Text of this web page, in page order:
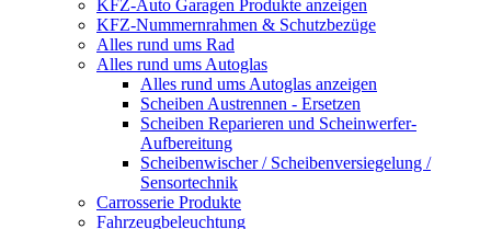
KFZ-Auto Garagen Produkte anzeigen
KFZ-Nummernrahmen & Schutzbezüge
Alles rund ums Rad
Alles rund ums Autoglas
Alles rund ums Autoglas anzeigen
Scheiben Austrennen - Ersetzen
Scheiben Reparieren und Scheinwerfer-
Aufbereitung
Scheibenwischer / Scheibenversiegelung /
Sensortechnik
Carrosserie Produkte
Fahrzeugbeleuchtung